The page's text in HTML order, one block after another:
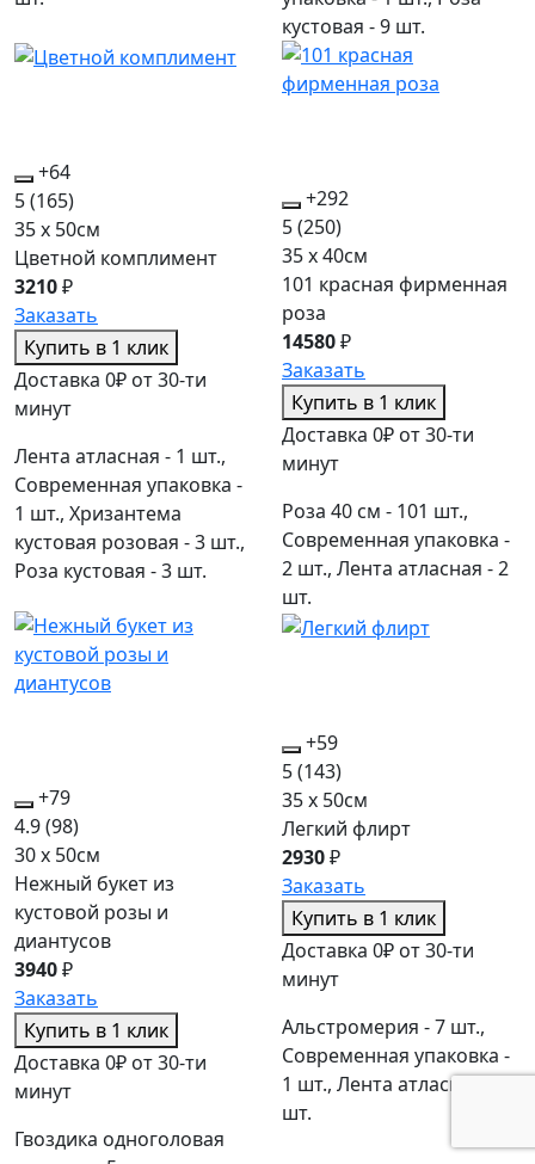
кустовая - 9 шт.
+64
5(165)
35 x 50см
Цветной комплимент
3210₽
Заказать
Купить в 1 клик
Доставка 0₽ от 30-ти
минут
Лента атласная - 1 шт.,
Современная упаковка -
1 шт., Хризантема
кустовая розовая - 3 шт.,
Роза кустовая - 3 шт.
+292
5(250)
35 x 40см
101 красная фирменная
роза
14580₽
Заказать
Купить в 1 клик
Доставка 0₽ от 30-ти
минут
Роза 40 см - 101 шт.,
Современная упаковка -
2 шт., Лента атласная - 2
шт.
+79
4.9(98)
30 x 50см
Нежный букет из
кустовой розы и
диантусов
3940₽
Заказать
Купить в 1 клик
Доставка 0₽ от 30-ти
минут
Гвоздика одноголовая
+59
5(143)
35 x 50см
Легкий флирт
2930₽
Заказать
Купить в 1 клик
Доставка 0₽ от 30-ти
минут
Альстромерия - 7 шт.,
Современная упаковка -
1 шт., Лента атласная - 1
шт.